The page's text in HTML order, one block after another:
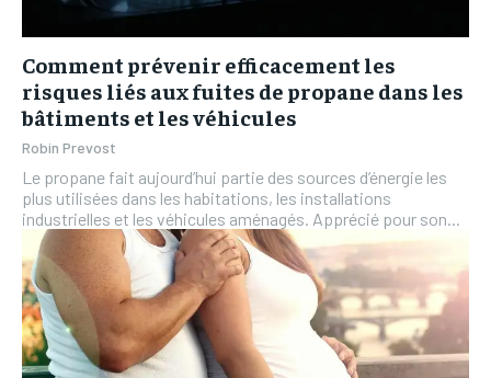
Comment prévenir efficacement les
risques liés aux fuites de propane dans les
bâtiments et les véhicules
Robin Prevost
Le propane fait aujourd’hui partie des sources d’énergie les
plus utilisées dans les habitations, les installations
industrielles et les véhicules aménagés. Apprécié pour son...